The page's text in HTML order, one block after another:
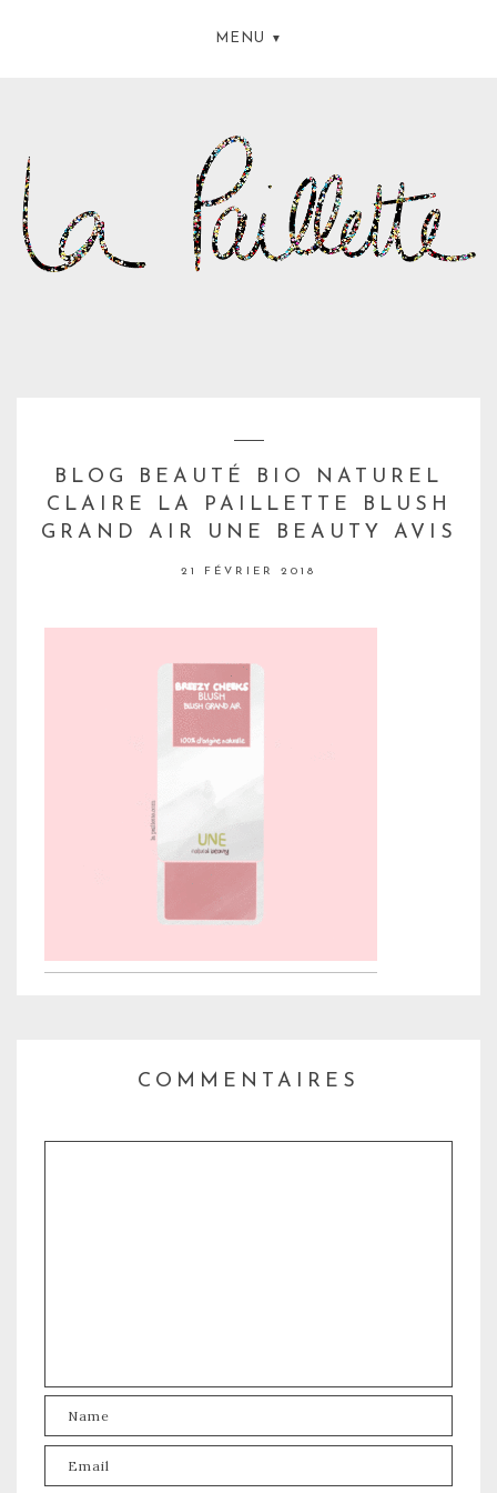
MENU
BLOG BEAUTÉ BIO NATUREL
CLAIRE LA PAILLETTE BLUSH
GRAND AIR UNE BEAUTY AVIS
21 FÉVRIER 2018
COMMENTAIRES